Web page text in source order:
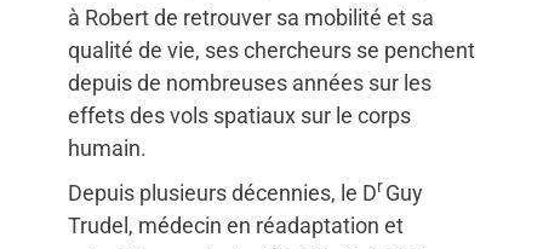
à Robert de retrouver sa mobilité et sa
qualité de vie, ses chercheurs se penchent
depuis de nombreuses années sur les
effets des vols spatiaux sur le corps
humain.
Depuis plusieurs décennies, le DrGuy
Trudel, médecin en réadaptation et